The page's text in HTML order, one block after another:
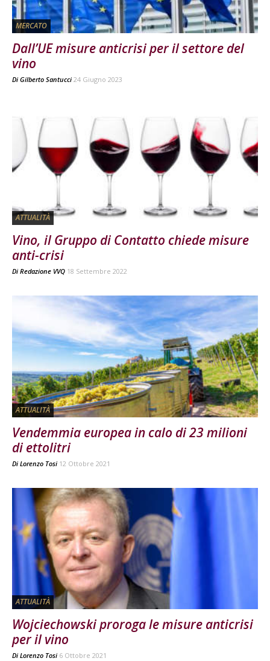
MERCATO
Dall’UE misure anticrisi per il settore del
vino
Di Gilberto Santucci 24 Giugno 2023
ATTUALITÀ
Vino, il Gruppo di Contatto chiede misure
anti-crisi
Di Redazione VVQ 18 Settembre 2022
ATTUALITÀ
Vendemmia europea in calo di 23 milioni
di ettolitri
Di Lorenzo Tosi 12 Ottobre 2021
ATTUALITÀ
Wojciechowski proroga le misure anticrisi
per il vino
Di Lorenzo Tosi 6 Ottobre 2021